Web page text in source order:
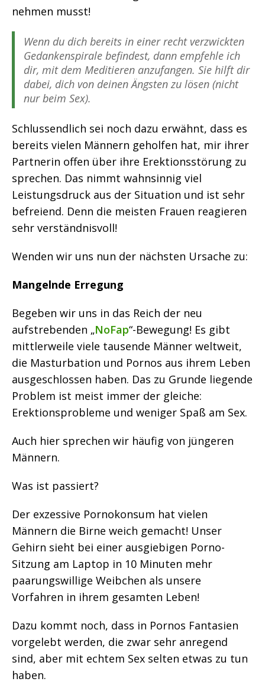
nehmen musst!
Wenn du dich bereits in einer recht verzwickten
Gedankenspirale befindest, dann empfehle ich
dir, mit dem Meditieren anzufangen. Sie hilft dir
dabei, dich von deinen Ängsten zu lösen (nicht
nur beim Sex).
Schlussendlich sei noch dazu erwähnt, dass es
bereits vielen Männern geholfen hat, mir ihrer
Partnerin offen über ihre Erektionsstörung zu
sprechen. Das nimmt wahnsinnig viel
Leistungsdruck aus der Situation und ist sehr
befreiend. Denn die meisten Frauen reagieren
sehr verständnisvoll!
Wenden wir uns nun der nächsten Ursache zu:
Mangelnde Erregung
Begeben wir uns in das Reich der neu
aufstrebenden „NoFap“-Bewegung! Es gibt
mittlerweile viele tausende Männer weltweit,
die Masturbation und Pornos aus ihrem Leben
ausgeschlossen haben. Das zu Grunde liegende
Problem ist meist immer der gleiche:
Erektionsprobleme und weniger Spaß am Sex.
Auch hier sprechen wir häufig von jüngeren
Männern.
Was ist passiert?
Der exzessive Pornokonsum hat vielen
Männern die Birne weich gemacht! Unser
Gehirn sieht bei einer ausgiebigen Porno-
Sitzung am Laptop in 10 Minuten mehr
paarungswillige Weibchen als unsere
Vorfahren in ihrem gesamten Leben!
Dazu kommt noch, dass in Pornos Fantasien
vorgelebt werden, die zwar sehr anregend
sind, aber mit echtem Sex selten etwas zu tun
haben.